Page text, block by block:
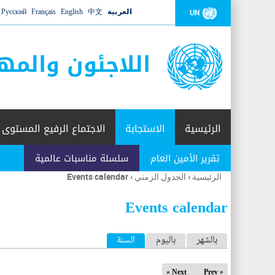
UN العربية 中文
English
Français
Русский
اللاجئون
الرئيسية الاستجابة
تقرير الأمين العام سلسلة مناسبات عالمية
الاجتماع الرفيع المستوى
أنت
هنا
الرئيسية › الجدول الزمني ›
Events calendar
Events calendar
ا
ل
بالشهر باليوم السنة (علامة التبويب النشطة)